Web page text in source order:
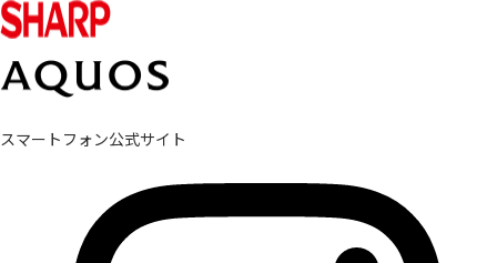
スマートフォン公式サイト